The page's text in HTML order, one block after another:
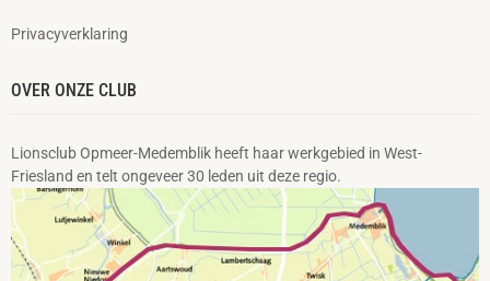
Privacyverklaring
OVER ONZE CLUB
Lionsclub Opmeer-Medemblik heeft haar werkgebied in West-
Friesland en telt ongeveer 30 leden uit deze regio.